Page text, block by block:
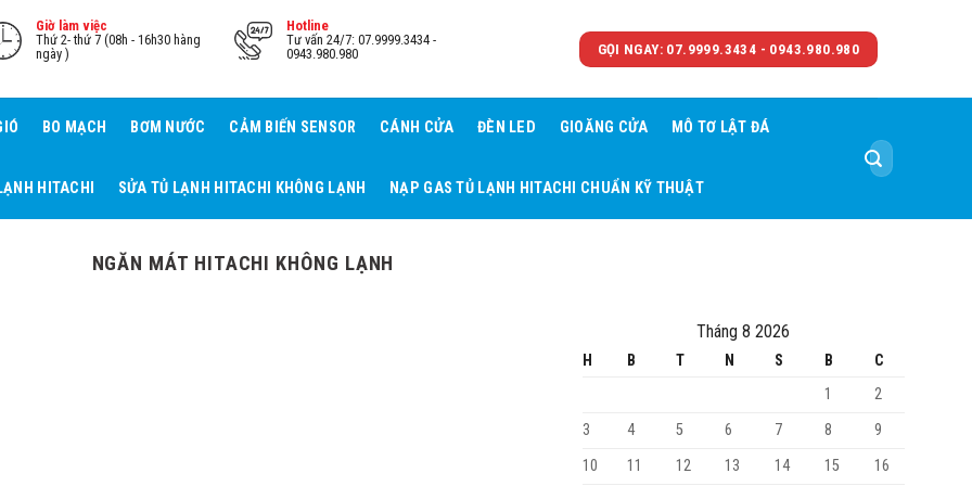
Giờ làm việc
Thứ 2- thứ 7 (08h - 16h30 hàng
ngày )
Hotline
Tư vấn 24/7: 07.9999.3434 -
0943.980.980
GỌI NGAY: 07.9999.3434 - 0943.980.980
BO MẠCH BƠM NƯỚC CẢM BIẾN SENSOR CÁNH CỬA ĐÈN LED GIOĂNG CỬA MÔ TƠ LẬT ĐÁ
HITACHI SỬA TỦ LẠNH HITACHI KHÔNG LẠNH NẠP GAS TỦ LẠNH HITACHI CHUẨN KỸ THUẬT
Tìm
kiếm:
NGĂN MÁT HITACHI KHÔNG LẠNH
Tháng 8 2026
H B T N S B
C
1
2
3
4 5 6 7 8
9
10
11 12 13 14 15
16